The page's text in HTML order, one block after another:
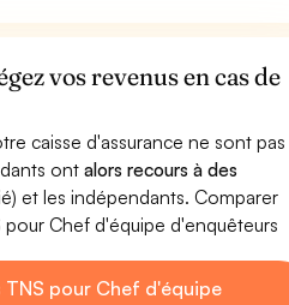
vos revenus en cas de
caisse d'assurance ne sont pas
ontalors recours à des
et les indépendants. Comparer
pour Chef d'équipe d'enquêteurs
pour Chef d'équipe